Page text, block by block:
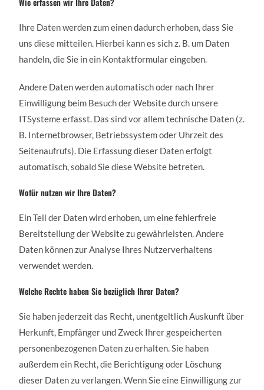
Ihre Daten werden zum einen dadurch erhoben, dass Sie
uns diese mitteilen. Hierbei kann es sich z. B. um Daten
handeln, die Sie in ein Kontaktformular eingeben.
Andere Daten werden automatisch oder nach Ihrer
Einwilligung beim Besuch der Website durch unsere
ITSysteme erfasst. Das sind vor allem technische Daten (z.
B. Internetbrowser, Betriebssystem oder Uhrzeit des
Seitenaufrufs). Die Erfassung dieser Daten erfolgt
automatisch, sobald Sie diese Website betreten.
Wofür nutzen wir Ihre Daten?
Ein Teil der Daten wird erhoben, um eine fehlerfreie
Bereitstellung der Website zu gewährleisten. Andere
Daten können zur Analyse Ihres Nutzerverhaltens
verwendet werden.
Welche Rechte haben Sie bezüglich Ihrer Daten?
Sie haben jederzeit das Recht, unentgeltlich Auskunft über
Herkunft, Empfänger und Zweck Ihrer gespeicherten
personenbezogenen Daten zu erhalten. Sie haben
außerdem ein Recht, die Berichtigung oder Löschung
dieser Daten zu verlangen. Wenn Sie eine Einwilligung zur